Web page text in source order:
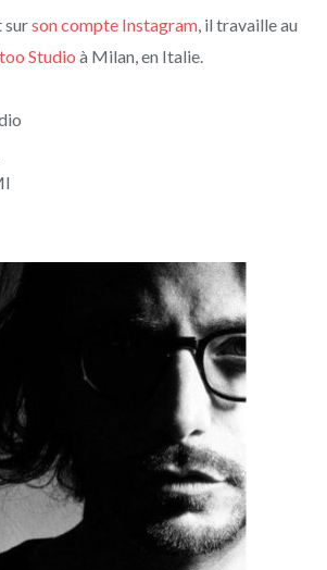
surson compte Instagram , il travaille au
Studio à Milan, en Italie.